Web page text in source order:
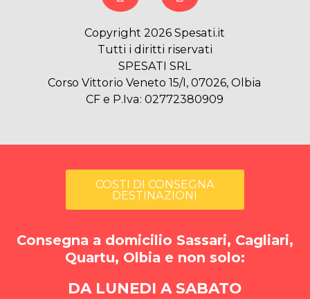
Copyright 2026 Spesati.it
Tutti i diritti riservati
SPESATI SRL
Corso Vittorio Veneto 15/I, 07026, Olbia
CF e P.Iva: 02772380909
COSTI DI CONSEGNA
DESTINAZIONI
Consegna a domicilio Sassari, Cagliari,
Quartu, Olbia e non solo:
DA LUNEDI A SABATO